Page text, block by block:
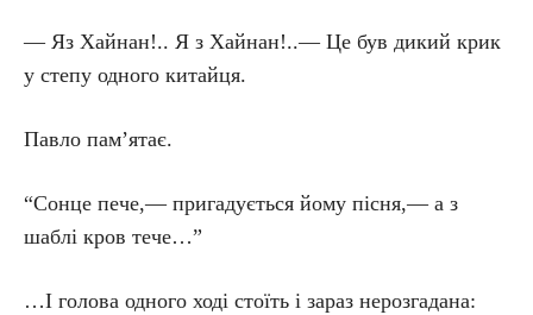
— Яз Хайнан!.. Я з Хайнан!..— Це був дикий крик
у степу одного китайця.
Павло пам’ятає.
“Сонце пече,— пригадується йому пісня,— а з
шаблі кров тече…”
…І голова одного ході стоїть і зараз нерозгадана: